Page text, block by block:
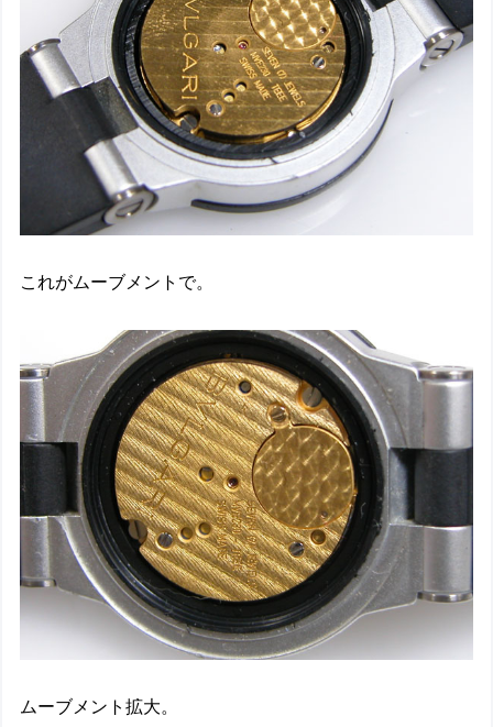
これがムーブメントで。
ムーブメント拡大。